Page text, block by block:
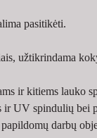
pasitikėti.
užtikrindama
ir kitiems lauko
ir UV spindulių
darbų